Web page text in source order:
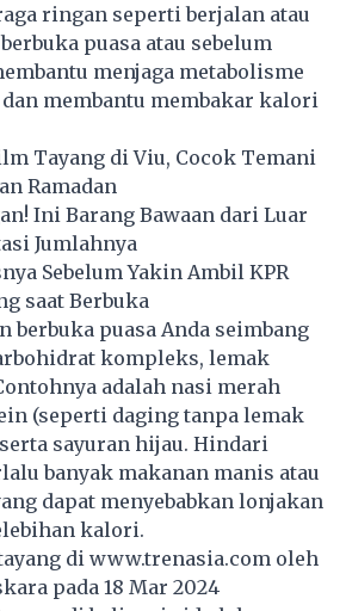
ringan seperti berjalan atau
puasa atau sebelum
menjaga metabolisme
membantu membakar kalori
Tayang di Viu, Cocok Temani
Ramadan
Ini Barang Bawaan dari Luar
Jumlahnya
Sebelum Yakin Ambil KPR
saat Berbuka
berbuka puasa Anda seimbang
kompleks, lemak
adalah nasi merah
(seperti daging tanpa lemak
sayuran hijau. Hindari
banyak makanan manis atau
dapat menyebabkan lonjakan
kalori.
di www.trenasia.com oleh
pada 18 Mar 2024